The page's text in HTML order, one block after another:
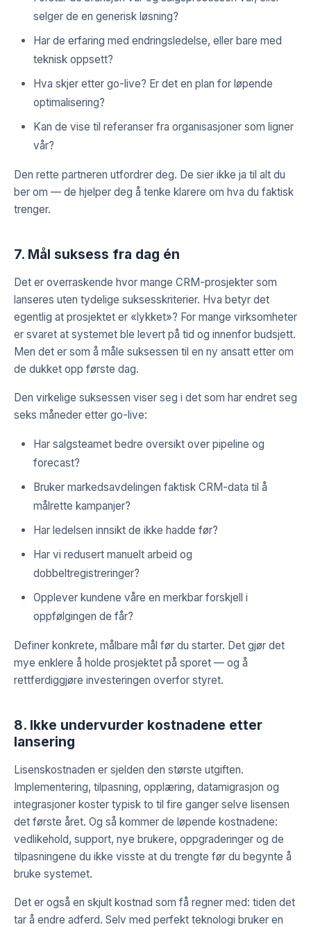
selger de en generisk løsning?
Har de erfaring med endringsledelse, eller bare med
teknisk oppsett?
Hva skjer etter go-live? Er det en plan for løpende
optimalisering?
Kan de vise til referanser fra organisasjoner som ligner
vår?
Den rette partneren utfordrer deg. De sier ikke ja til alt du
ber om — de hjelper deg å tenke klarere om hva du faktisk
trenger.
7. Mål suksess fra dag én
Det er overraskende hvor mange CRM-prosjekter som
lanseres uten tydelige suksesskriterier. Hva betyr det
egentlig at prosjektet er «lykket»? For mange virksomheter
er svaret at systemet ble levert på tid og innenfor budsjett.
Men det er som å måle suksessen til en ny ansatt etter om
de dukket opp første dag.
Den virkelige suksessen viser seg i det som har endret seg
seks måneder etter go-live:
Har salgsteamet bedre oversikt over pipeline og
forecast?
Bruker markedsavdelingen faktisk CRM-data til å
målrette kampanjer?
Har ledelsen innsikt de ikke hadde før?
Har vi redusert manuelt arbeid og
dobbeltregistreringer?
Opplever kundene våre en merkbar forskjell i
oppfølgingen de får?
Definer konkrete, målbare mål før du starter. Det gjør det
mye enklere å holde prosjektet på sporet — og å
rettferdiggjøre investeringen overfor styret.
8. Ikke undervurder kostnadene etter
lansering
Lisenskostnaden er sjelden den største utgiften.
Implementering, tilpasning, opplæring, datamigrasjon og
integrasjoner koster typisk to til fire ganger selve lisensen
det første året. Og så kommer de løpende kostnadene:
vedlikehold, support, nye brukere, oppgraderinger og de
tilpasningene du ikke visste at du trengte før du begynte å
bruke systemet.
Det er også en skjult kostnad som få regner med: tiden det
tar å endre adferd. Selv med perfekt teknologi bruker en